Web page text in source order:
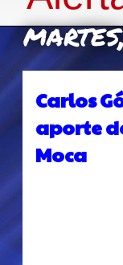
Carlos
aporte
Moca